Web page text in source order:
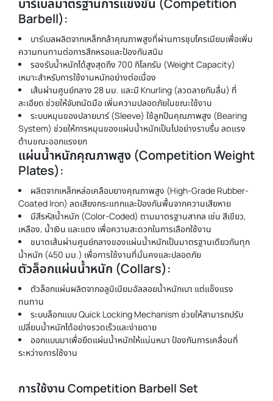
บาร์เบลมาตรฐานการแข่งขัน (Competition
Barbell):
บาร์เบลผลิตจากเหล็กกล้าคุณภาพสูงที่ผ่านการชุบโครเมียมเพื่อเพิ่ม
ความทนทานต่อการสึกหรอและป้องกันสนิม
รองรับน้ำหนักได้สูงสุดถึง 700 กิโลกรัม (Weight Capacity)
เหมาะสำหรับการใช้งานหนักอย่างต่อเนื่อง
เส้นผ่านศูนย์กลาง 28 มม. และมี Knurling (ลวดลายกันลื่น) ที่
ละเอียด ช่วยให้จับถนัดมือ เพิ่มความปลอดภัยในขณะใช้งาน
ระบบหมุนของปลายบาร์ (Sleeve) ใช้ลูกปืนคุณภาพสูง (Bearing
System) ช่วยให้การหมุนของแผ่นน้ำหนักเป็นไปอย่างราบรื่น ลดแรง
ต้านขณะออกแรงยก
แผ่นน้ำหนักคุณภาพสูง (Competition Weight
Plates):
ผลิตจากเหล็กหล่อเคลือบยางคุณภาพสูง (High-Grade Rubber-
Coated Iron) ลดเสียงกระแทกและป้องกันพื้นจากความเสียหาย
มีสีรหัสน้ำหนัก (Color-Coded) ตามมาตรฐานสากล เช่น สีเขียว,
เหลือง, น้ำเงิน และแดง เพื่อความสะดวกในการเลือกใช้งาน
ขนาดเส้นผ่านศูนย์กลางของแผ่นน้ำหนักเป็นมาตรฐานเดียวกันทุก
น้ำหนัก (450 มม.) เพื่อการใช้งานที่มั่นคงและปลอดภัย
ตัวล็อกแผ่นน้ำหนัก (Collars):
ตัวล็อกแผ่นผลิตจากอลูมิเนียมอัลลอยน้ำหนักเบา แต่แข็งแรง
ทนทาน
ระบบล็อกแบบ Quick Locking Mechanism ช่วยให้สามารถปรับ
เปลี่ยนน้ำหนักได้อย่างรวดเร็วและง่ายดาย
ออกแบบมาเพื่อยึดแผ่นน้ำหนักให้แน่นหนา ป้องกันการเคลื่อนที่
ระหว่างการใช้งาน
การใช้งาน Competition Barbell Set